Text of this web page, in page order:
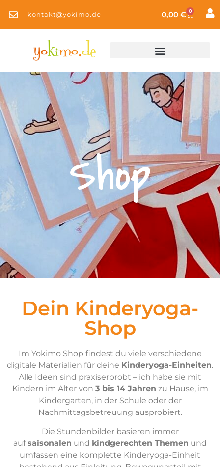
kontakt@yokimo.de 0,00 € 0
Shop
Dein Kinderyoga-
Shop
Im Yokimo Shop findest du viele verschiedene
digitale Materialien für deine Kinderyoga-Einheiten.
Alle Ideen sind praxiserprobt – ich habe sie mit
Kindern im Alter von 3 bis 14 Jahren zu Hause, im
Kindergarten, in der Schule oder der
Nachmittagsbetreuung ausprobiert.
Die Stundenbilder basieren immer
aufsaisonalen und kindgerechten Themen und
umfassen eine komplette Kinderyoga-Einheit